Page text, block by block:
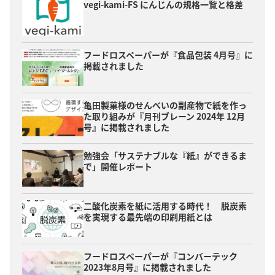
vegi-kami-FS にんじんの規格一覧と格差
フードロスペーパーが『食品包装 4月号』に
掲載されました
亀田製菓様のせんべいの副産物で紙を作っ
た取り組みが『月刊ブレーン 2024年 12月
号』に掲載されました
勉強会「サステナブルな『紙』ができるま
で」開催レポート
二酸化炭素を紙に活用する時代！ 脱炭素
を実現する最先端の印刷用紙とは
フードロスペーパーが『コンバーテック
2023年8月号』に掲載されました